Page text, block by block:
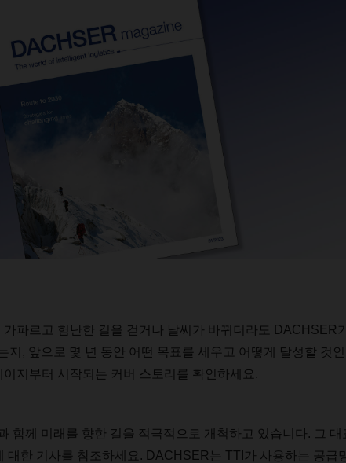
가파르고 험난한 길을 걷거나 날씨가 바뀌더라도 DACHSER
지 , 앞으로 몇 년 동안 어떤 목표를 세우고 어떻게 달성할 것인
이지부터 시작되는 커버 스토리를 확인하세요 .
함께 미래를 향한 길을 적극적으로 개척하고 있습니다. 그 대
대한 기사를 참조하세요 . DACHSER 는 TTI 가 사용하는 공급